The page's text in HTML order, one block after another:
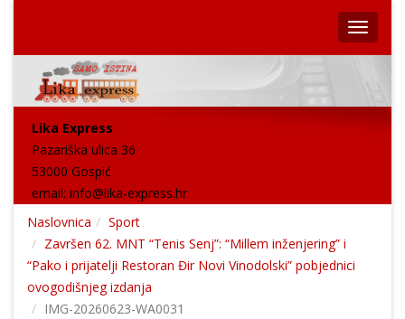
Lika Express
Pazariška ulica 36
53000 Gospić
email: info@lika-express.hr
Naslovnica
Sport
Završen 62. MNT “Tenis Senj”: “Millem inženjering” i
“Pako i prijatelji Restoran Đir Novi Vinodolski” pobjednici
ovogodišnjeg izdanja
IMG-20260623-WA0031